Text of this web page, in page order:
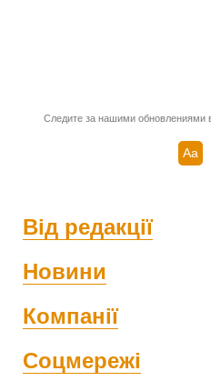
Следите за нашими обновлениями
Aa
Від редакції
Новини
Компанії
Соцмережі